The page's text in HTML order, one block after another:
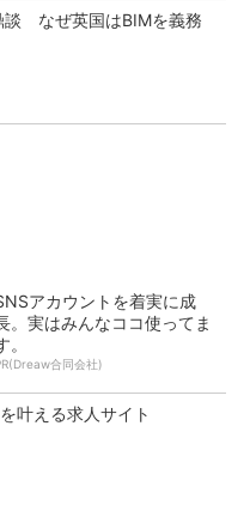
談 なぜ英国はBIMを義務
アカウントを着実に成
。実はみんなココ使ってま
。
合同会社)
叶える求人サイト